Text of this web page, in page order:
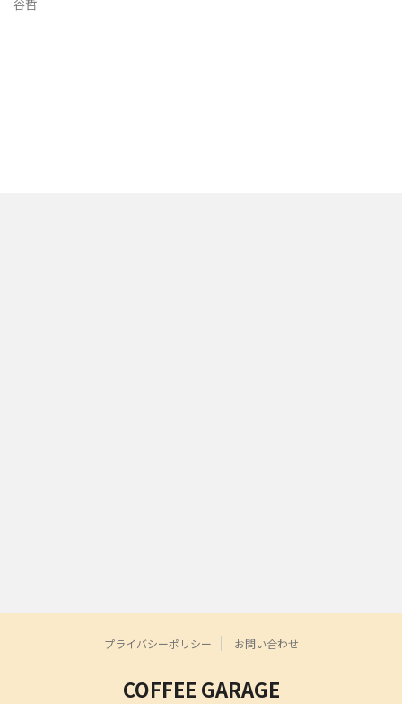
谷哲
プライバシーポリシー お問い合わせ
COFFEE GARAGE